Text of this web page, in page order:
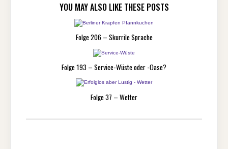
YOU MAY ALSO LIKE THESE POSTS
Folge 206 – Skurrile Sprache
Folge 193 – Service-Wüste oder -Oase?
Folge 37 – Wetter